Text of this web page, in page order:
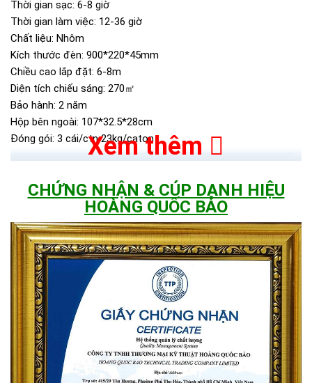
Thời gian sạc: 6-8 giờ
Thời gian làm việc: 12-36 giờ
Chất liệu: Nhôm
Kích thước đèn: 900*220*45mm
Chiều cao lắp đặt: 6-8m
Diện tích chiếu sáng: 270㎡
Bảo hành: 2 năm
Hộp bên ngoài: 107*32.5*28cm
Đóng gói: 3 cái/ctn 23kg/caton
năm chỉ từ 345k.
CHỨNG NHẬN TỪ JINDIAN
Xem thêm
CHỨNG NHẬN & CÚP DANH HIỆU
HOÀNG QUỐC BẢO